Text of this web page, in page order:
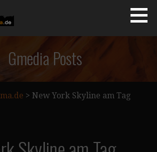
Gmedia Posts
> New York Skyline am Tag